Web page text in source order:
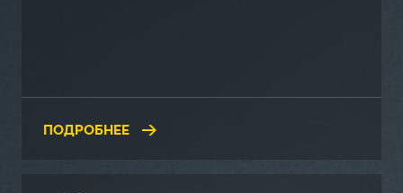
ПОДРОБНЕЕ